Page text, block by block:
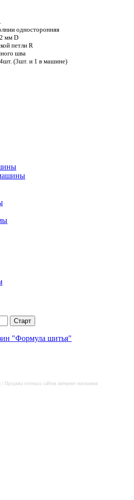
односторонняя
мм D
петли R
шва
(3шт. и 1 в машине)
"Формула шитья"
Продажа готовых сайтов интернет магазинов